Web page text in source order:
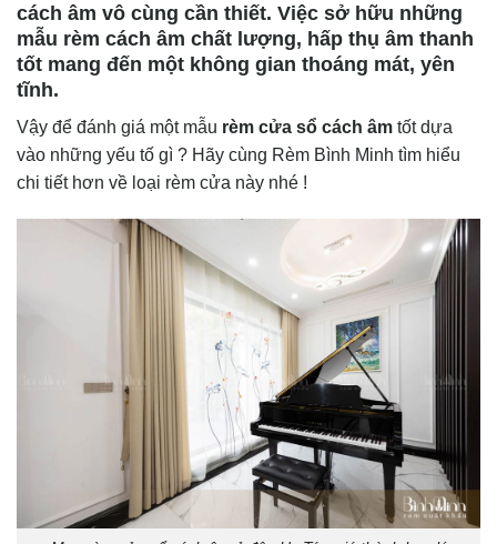
cách âm vô cùng cần thiết. Việc sở hữu những
mẫu rèm cách âm chất lượng, hấp thụ âm thanh
tốt mang đến một không gian thoáng mát, yên
tĩnh.
Vậy để đánh giá một mẫu rèm cửa sổ cách âm tốt dựa
vào những yếu tố gì ? Hãy cùng Rèm Bình Minh tìm hiểu
chi tiết hơn về loại rèm cửa này nhé !